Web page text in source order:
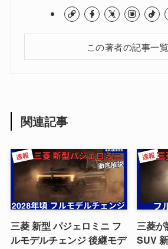
この著者の記事一
関連記事
三菱 新型 パジェロミニ フ
ルモデルチェンジ 後継モデ
三菱が
SUV